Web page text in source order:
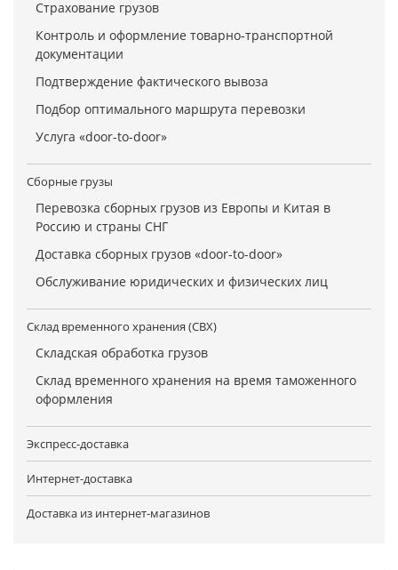
Страхование грузов
Контроль и оформление товарно-транспортной
документации
Подтверждение фактического вывоза
Подбор оптимального маршрута перевозки
Услуга «door-to-door»
Сборные грузы
Перевозка сборных грузов из Европы и Китая в
Россию и страны СНГ
Доставка сборных грузов «door-to-door»
Обслуживание юридических и физических лиц
Склад временного хранения (СВХ)
Складская обработка грузов
Склад временного хранения на время таможенного
оформления
Экспресс-доставка
Интернет-доставка
Доставка из интернет-магазинов